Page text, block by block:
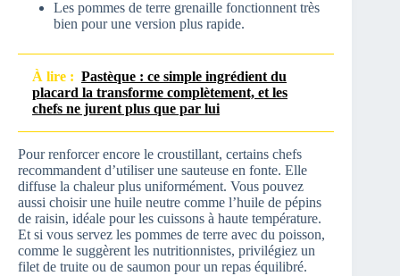
Les pommes de terre grenaille fonctionnent très
bien pour une version plus rapide.
À lire : Pastèque : ce simple ingrédient du
placard la transforme complètement, et les
chefs ne jurent plus que par lui
Pour renforcer encore le croustillant, certains chefs
recommandent d’utiliser une sauteuse en fonte. Elle
diffuse la chaleur plus uniformément. Vous pouvez
aussi choisir une huile neutre comme l’huile de pépins
de raisin, idéale pour les cuissons à haute température.
Et si vous servez les pommes de terre avec du poisson,
comme le suggèrent les nutritionnistes, privilégiez un
filet de truite ou de saumon pour un repas équilibré.